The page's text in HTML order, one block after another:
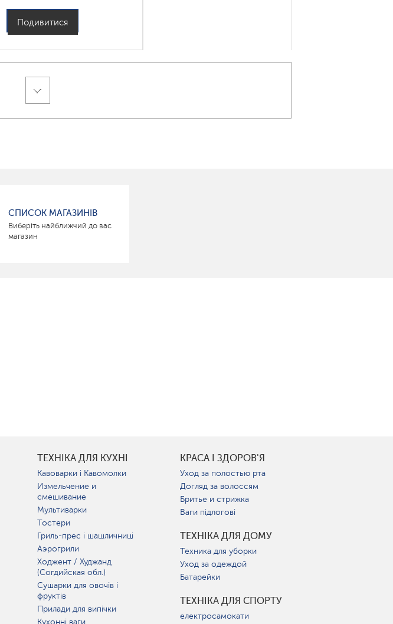
Подивитися
СПИСОК МАГАЗИНІВ
Виберіть найближчий до вас
магазин
ТЕХНІКА ДЛЯ КУХНІ
Кавоварки і Кавомолки
Измельчение и
смешивание
Мультиварки
Тостери
Гриль-прес і шашличниці
Аэрогрили
Ходжент / Худжанд
(Согдийская обл.)
Сушарки для овочів і
фруктів
Прилади для випічки
Кухонні ваги
КРАСА І ЗДОРОВ'Я
Уход за полостью рта
Догляд за волоссям
Бритье и стрижка
Ваги підлогові
ТЕХНІКА ДЛЯ ДОМУ
Техника для уборки
Уход за одеждой
Батарейки
ТЕХНІКА ДЛЯ СПОРТУ
електросамокати